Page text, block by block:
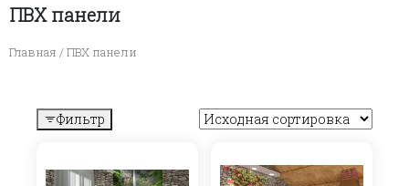
ПВХ панели
Главная / ПВХ панели
Фильтр